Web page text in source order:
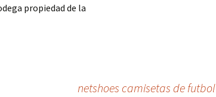
propiedad de la
netshoes camisetas de futbol